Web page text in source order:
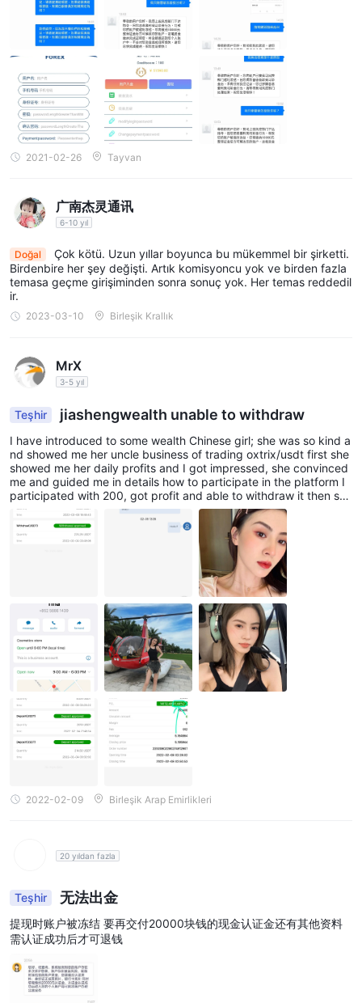
2021-02-26 Tayvan
广南杰灵通讯
6-10 yıl
Doğal
Çok kötü. Uzun yıllar boyunca bu mükemmel bir şirketti.
Birdenbire her şey değişti. Artık komisyoncu yok ve birden fazla
temasa geçme girişiminden sonra sonuç yok. Her temas reddedil
ir.
2023-03-10 Birleşik Krallık
MrX
3-5 yıl
Teşhir jiashengwealth unable to withdraw
I have introduced to some wealth Chinese girl; she was so kind a
nd showed me her uncle business of trading oxtrix/usdt first she
showed me her daily profits and I got impressed, she convinced
me and guided me in details how to participate in the platform I
participated with 200, got profit and able to withdraw it then she
illustrated me the risk reserves and how to get more and more i
deposited 7000$ and I got 800$ profit Now I am not able to wit
hdraw and the. customer service not responding
2022-02-09 Birleşik Arap Emirlikleri
20 yıldan fazla
Teşhir 无法出金
提现时账户被冻结 要再交付20000块钱的现金认证金还有其他资料
需认证成功后才可退钱